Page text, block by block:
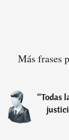
Más frases
“Todas